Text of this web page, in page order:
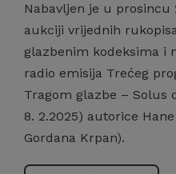
Nabavljen je u
aukciji vrijednih
glazbenim kodeksima i
radio emisija Trećeg
Tragom glazbe – Solus
8. 2.2025) autorice
Gordana Krpan).